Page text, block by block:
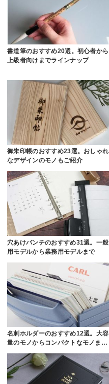
書道筆のおすすめ20選。初心者から
上級者向けまでラインナップ
御朱印帳のおすすめ23選。おしゃれ
なデザインのモノもご紹介
穴あけパンチのおすすめ31選。一般
用モデルから業務用モデルまで
名刺ホルダーのおすすめ12選。大容
量のモノからコンパクトなモノま…